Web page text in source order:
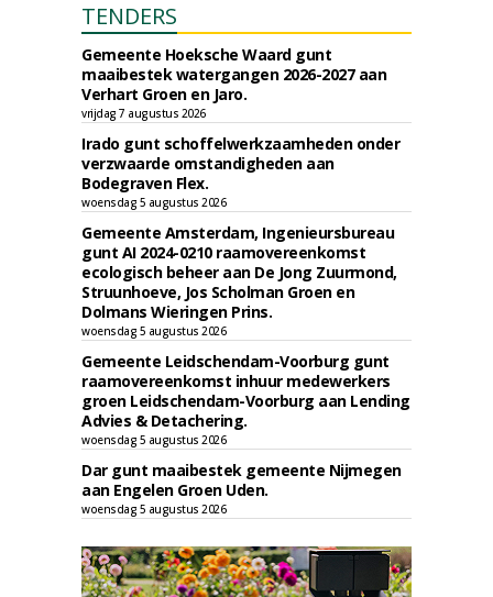
TENDERS
Gemeente Hoeksche Waard gunt
maaibestek watergangen 2026-2027 aan
Verhart Groen en Jaro.
vrijdag 7 augustus 2026
Irado gunt schoffelwerkzaamheden onder
verzwaarde omstandigheden aan
Bodegraven Flex.
woensdag 5 augustus 2026
Gemeente Amsterdam, Ingenieursbureau
gunt AI 2024-0210 raamovereenkomst
ecologisch beheer aan De Jong Zuurmond,
Struunhoeve, Jos Scholman Groen en
Dolmans Wieringen Prins.
woensdag 5 augustus 2026
Gemeente Leidschendam-Voorburg gunt
raamovereenkomst inhuur medewerkers
groen Leidschendam-Voorburg aan Lending
Advies & Detachering.
woensdag 5 augustus 2026
Dar gunt maaibestek gemeente Nijmegen
aan Engelen Groen Uden.
woensdag 5 augustus 2026